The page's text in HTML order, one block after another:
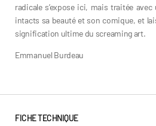
radicale s’expose ici, mais traitée
intacts sa beauté et son comique, et
signification ultime du screaming art.
Emmanuel Burdeau
FICHE TECHNIQUE